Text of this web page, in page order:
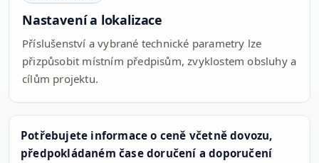
Nastavení a lokalizace
Příslušenství a vybrané technické parametry lze
přizpůsobit místním předpisům, zvyklostem obsluhy a
cílům projektu.
Potřebujete informace o ceně včetně dovozu,
předpokládaném čase doručení a doporučení